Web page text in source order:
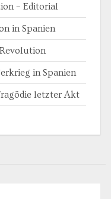
– Editorial
in Spanien
Revolution
in Spanien
letzter Akt